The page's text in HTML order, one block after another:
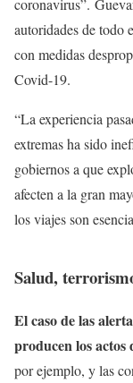
coronavirus”.
autoridades de todo
con medidas
Covid-19.
“La experiencia
extremas ha sido
gobiernos a que
afecten a la gran
los viajes son
Salud,
El caso de las
producen los actos
por ejemplo, y las